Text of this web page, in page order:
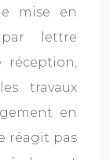
mise en
lettre
réception,
travaux
en
réagit pas